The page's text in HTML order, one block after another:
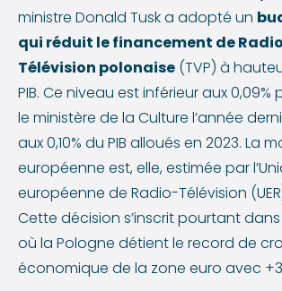
ministre Donald Tusk a adopté un
qui réduit le financement de
Télévision polonaise (TVP) à
PIB. Ce niveau est inférieur aux
le ministère de la Culture l’année
aux 0,10% du PIB alloués en 2023. La
européenne est, elle, estimée par
européenne de Radio-Télévision (UER)
Cette décision s’inscrit pourtant
où la Pologne détient le record de
économique de la zone euro avec